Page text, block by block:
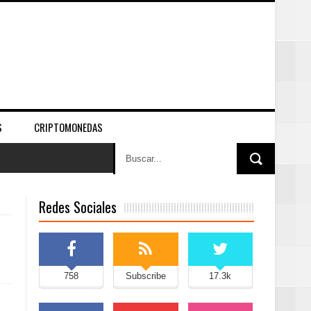
CRIPTOMONEDAS
Redes Sociales
758 Subscribe 17.3k